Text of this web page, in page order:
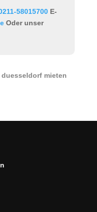
58015700E-
Oder unser
mieten